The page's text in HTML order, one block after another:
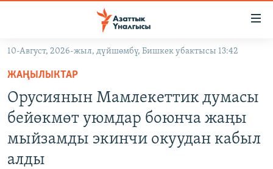
Навигацияга
өтүңүз
Издөөгө
салыңызКЫРГЫЗСТАН
САЯСАТ
ДҮЙНӨ
ДҮЙНӨ
УКРАИНА
10-Август, 2026-жыл, дүйшөмбү, Бишкек убактысы 13:42
ЖАҢЫЛЫКТАР
Орусиянын Мамлекеттик думасы
бейөкмөт уюмдар боюнча жаңы
мыйзамды экинчи окуудан кабыл
алды